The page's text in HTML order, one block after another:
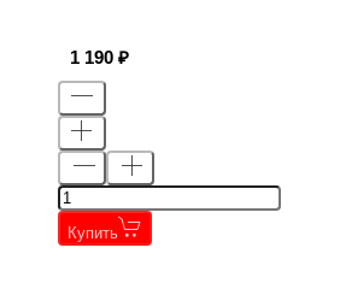
1 190
Купить